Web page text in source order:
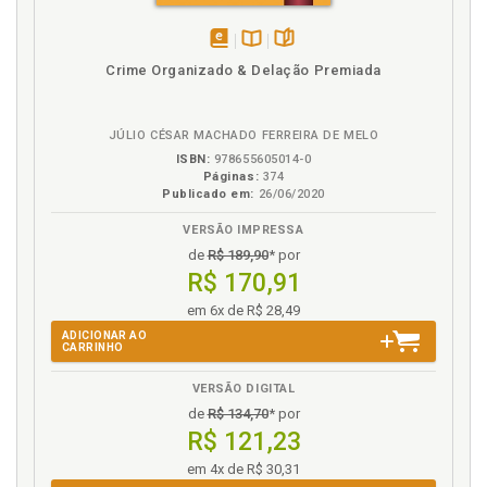
dedireitos fundamentais, p. 71
Direitos fundamentais. Constitucionalismo, Estado
Direitos fundamentais. Dimensões subjetiva e obje
Direitos fundamentais. Limites e restrições ., p. 73
Direitos fundamentais. Normas de direitos fundame
ntais e sua concretização ., p. 52
Especificidades da hermenêutica constitucional, p.
39
Estado de Direito. Constitucionalismo, Estado de
Direito e direitos fundamentais, p. 21
Estado. Aplicação da proporcionalidade para a res
olução do conflito entre o dever estatal de investigar
e a vedação ao anonim ato, p. 357
Crime Organizado & Delação Premiada
JÚLIO CÉSAR MACHADO FERREIRA DE MELO
ISBN: 978655605014-0
Páginas: 374
Publicado em: 26/06/2020
VERSÃO IMPRESSA
deR$ 189,90* por
R$ 170,91
em 6x de R$ 28,49
ADICIONAR AO
CARRINHO
VERSÃO DIGITAL
deR$ 134,70* por
R$ 121,23
em 4x de R$ 30,31